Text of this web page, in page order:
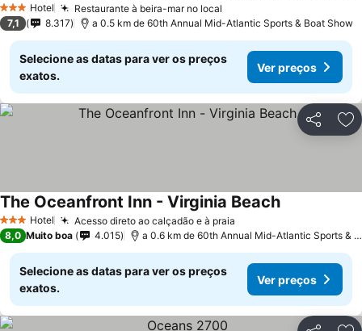
3 EstrelasHotel Restaurante à beira-mar no local
7,1 8.317 a 0.5 km de 60th Annual Mid-Atlantic Sports & Boat Show
Selecione as datas para ver os preços
exatos.
Ver preços
Partilhar
3 EstrelasHotel Acesso direto ao calçadão e à praia
The Oceanfront Inn - Virginia Beach
8,0 Muito boa 4.015 a 0.6 km de 60th Annual Mid-Atlantic Sports & Boat Show
Selecione as datas para ver os preços
exatos.
Ver preços